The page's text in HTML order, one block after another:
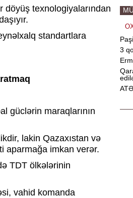
texnologiyalarından
standartlara
güclərin maraqlarının
lakin Qazaxıstan və
aparmağa imkan verər.
TDT ölkələrinin
vahid komanda
3